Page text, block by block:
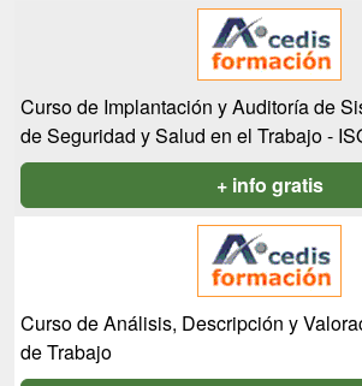
Curso de Implantación y Auditoría de
de Seguridad y Salud en el Trabajo -
+ info gratis
Curso de Análisis, Descripción y
de Trabajo